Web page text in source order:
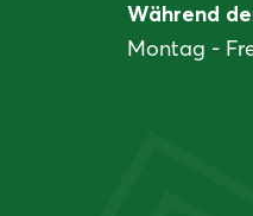
Während
Montag -